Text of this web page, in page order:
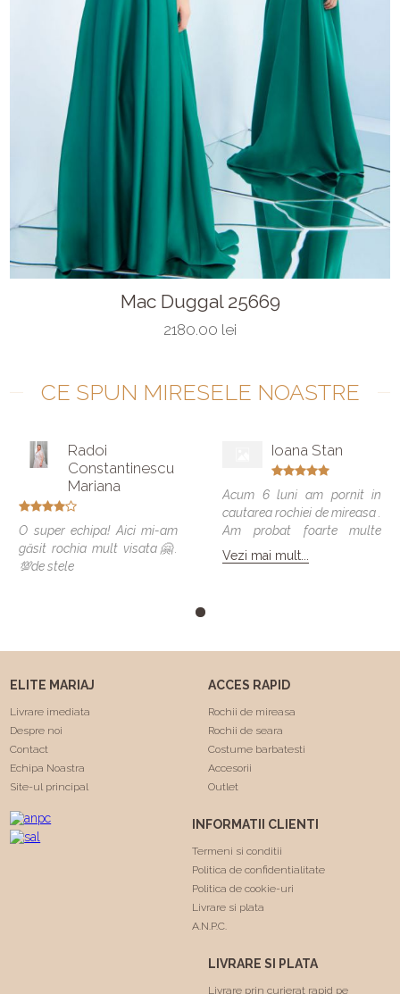
Mac Duggal 25669
2180.00 lei
CE SPUN MIRESELE NOASTRE
Radoi
Constantinescu
Mariana
O super echipa! Aici mi-am
găsit rochia mult visata🤗.
💯de stele
Ioana Stan
Acum 6 luni am pornit in
cautarea rochiei de mireasa .
Am probat foarte multe
modele si vreau sa spun ca
toate veneau bine , dar
"Trash the dress" si a rezistat
multumesc echipa Elite
Mariaj faceti minuni .❤️❤️
Vezi mai mult...
ELITE MARIAJ
Livrare imediata
Despre noi
Contact
Echipa Noastra
Site-ul principal
ACCES RAPID
Rochii de mireasa
Rochii de seara
Costume barbatesti
Accesorii
Outlet
INFORMATII CLIENTI
Termeni si conditii
Politica de confidentialitate
Politica de cookie-uri
Livrare si plata
A.N.P.C.
LIVRARE SI PLATA
Livrare prin curierat rapid pe